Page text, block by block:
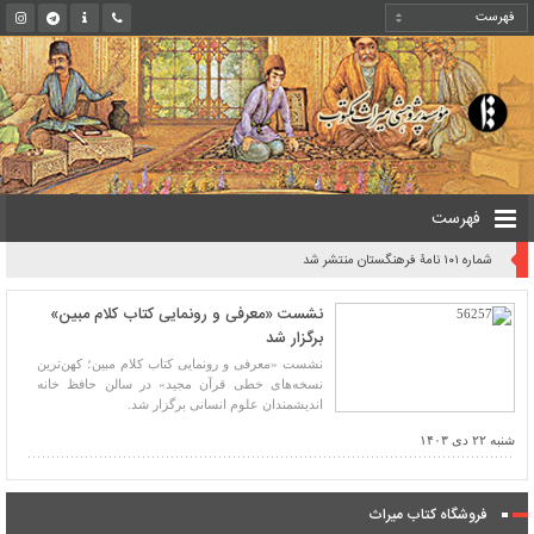
فهرست
شماره ۱۰۱ نامۀ فرهنگستان منتشر شد
نشست «معرفی و رونمایی کتاب کلام مبین»
برگزار شد
نشست «معرفی و رونمایی کتاب کلام مبین؛ کهن‌ترین
نسخه‌های خطی قرآن مجید» در سالن حافظ خانه
اندیشمندان علوم انسانی برگزار شد.
شنبه ۲۲ دی ۱۴۰۳
فروشگاه کتاب میراث